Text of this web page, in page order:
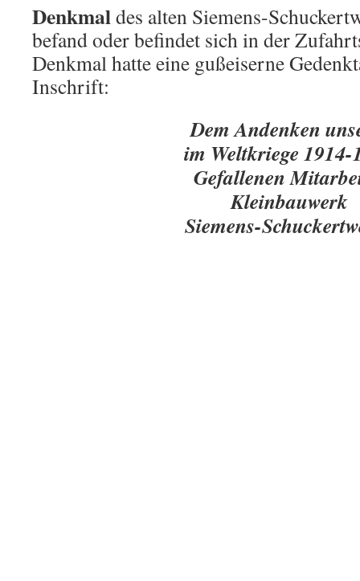
Denkmaldes alten Siemens-
befand oder befindet sich in der
Denkmal hatte eine gußeiserne
Inschrift:
Dem Andenken
im Weltkriege 1914-
Gefallenen
Kleinbauwerk
Siemens-